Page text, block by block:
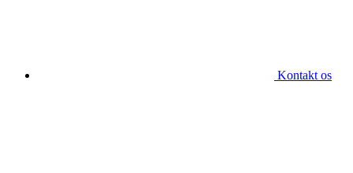
Kontakt os